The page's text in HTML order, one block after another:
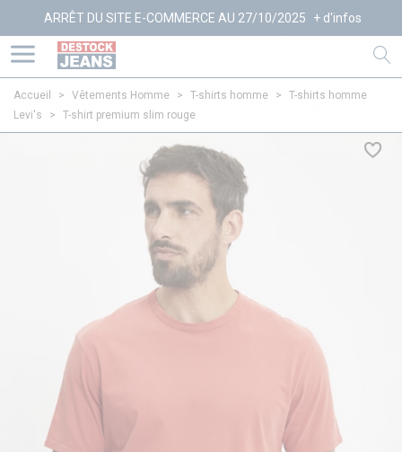
DU SITE E-COMMERCE AU 27/10/2025 + d'infos
Accueil > Vêtements Homme > T-shirts homme >
T-shirts homme
Levi's
> T-shirt premium slim rouge